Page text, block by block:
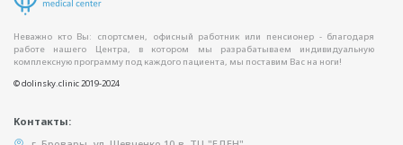
Неважно кто Вы: спортсмен, офисный работник или пенсионер - благодаря
работе нашего Центра, в котором мы разрабатываем индивидуальную
комплексную программу под каждого пациента, мы поставим Вас на ноги!
© dolinsky.clinic 2019-2024
Контакты: